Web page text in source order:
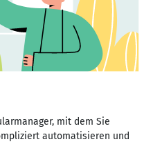
mit dem Sie
automatisieren und